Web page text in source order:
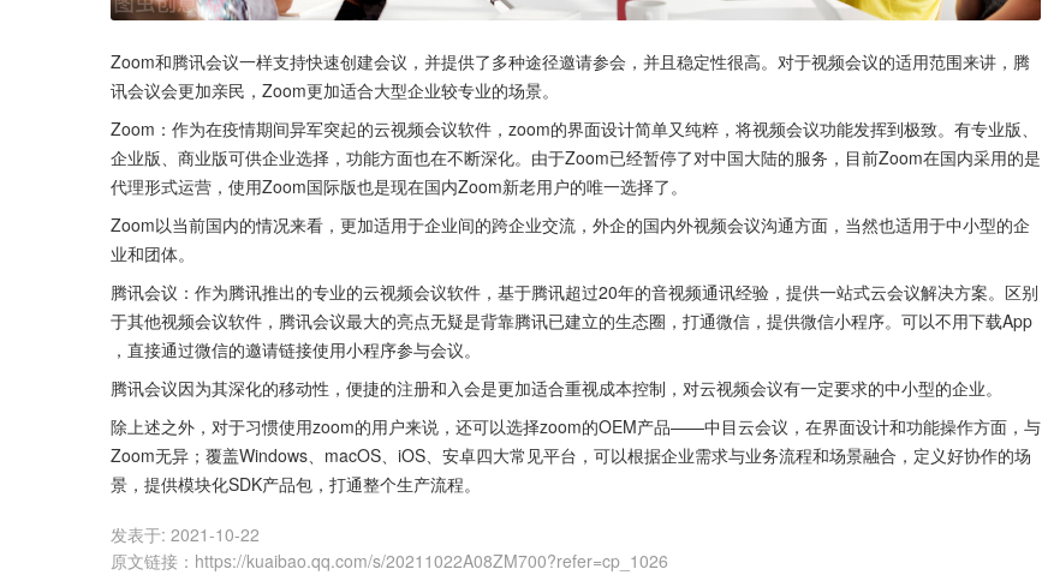
Zoom和腾讯会议一样支持快速创建会议，并提供了多种途径邀请参会，并且稳定性很高。对于视频会议的适用范围来讲，腾
讯会议会更加亲民，Zoom更加适合大型企业较专业的场景。
Zoom：作为在疫情期间异军突起的云视频会议软件，zoom的界面设计简单又纯粹，将视频会议功能发挥到极致。有专业版、
企业版、商业版可供企业选择，功能方面也在不断深化。由于Zoom已经暂停了对中国大陆的服务，目前Zoom在国内采用的是
代理形式运营，使用Zoom国际版也是现在国内Zoom新老用户的唯一选择了。
Zoom以当前国内的情况来看，更加适用于企业间的跨企业交流，外企的国内外视频会议沟通方面，当然也适用于中小型的企
业和团体。
腾讯会议：作为腾讯推出的专业的云视频会议软件，基于腾讯超过20年的音视频通讯经验，提供一站式云会议解决方案。区别
于其他视频会议软件，腾讯会议最大的亮点无疑是背靠腾讯已建立的生态圈，打通微信，提供微信小程序。可以不用下载App
，直接通过微信的邀请链接使用小程序参与会议。
腾讯会议因为其深化的移动性，便捷的注册和入会是更加适合重视成本控制，对云视频会议有一定要求的中小型的企业。
除上述之外，对于习惯使用zoom的用户来说，还可以选择zoom的OEM产品——中目云会议，在界面设计和功能操作方面，与
Zoom无异；覆盖Windows、macOS、iOS、安卓四大常见平台，可以根据企业需求与业务流程和场景融合，定义好协作的场
景，提供模块化SDK产品包，打通整个生产流程。
发表于: 2021-10-22
原文链接 ： https://kuaibao.qq.com/s/20211022A08ZM700?refer=cp_1026